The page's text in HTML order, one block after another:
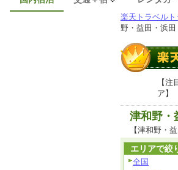
楽天トラベルト
野・益田・浜
【注
ア】
津和野・
【津和野・
エリアで絞
全国